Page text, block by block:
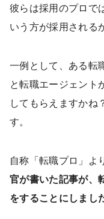
彼らは採用のプロで
いう方が採用される
一例として、ある転
と転職エージェント
してもらえますかね
す。
自称「転職プロ」よ
官が書いた記事が、
をすることにしまし